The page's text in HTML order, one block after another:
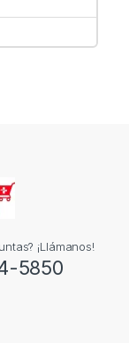
¡Llámanos!
5850